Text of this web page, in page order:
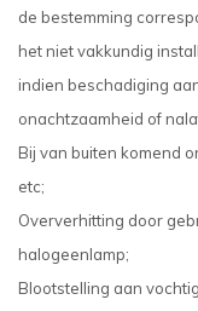
de bestemming
het niet vakkundig
indien beschadiging
onachtzaamheid of
Bij van buiten komend
etc;
Oververhitting door
halogeenlamp;
Blootstelling aan